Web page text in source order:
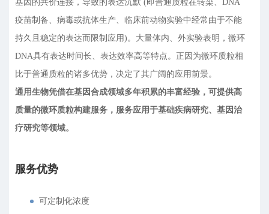
基因的共价连接，导致的表达沉默 (即普通质粒在转染、DNA
疫苗制备、病毒或抗体生产、临床前动物实验中经常由于不能
持久且稳定的表达而限制应用)。大量体内、外实验表明，微环
DNA具有表达时间长、表达效率高等特点。正因为微环质粒相
比于普通质粒的诸多优势，决定了其广阔的应用前景。
通用生物凭借在基因合成领域多年积累的丰富经验，可提供高
质量的微环质粒构建服务，服务应用于基础疾病研究、基因治
疗研究等领域。
服务优势
可定制化浓度